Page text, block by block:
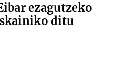
ezagutzeko
ditu